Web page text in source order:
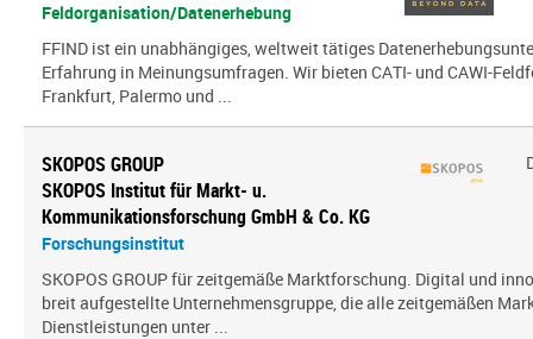
Feldorganisation/Datenerhebung
FFIND ist ein unabhängiges, weltweit tätiges
Erfahrung in Meinungsumfragen. Wir bieten CATI- und CAWI-
Frankfurt, Palermo und ...
SKOPOS GROUP
SKOPOS Institut für Markt- u.
Kommunikationsforschung GmbH & Co. KG
Forschungsinstitut
SKOPOS GROUP für zeitgemäße Marktforschung. Digital und
breit aufgestellte Unternehmensgruppe, die alle zeitgemäßen
Dienstleistungen unter ...